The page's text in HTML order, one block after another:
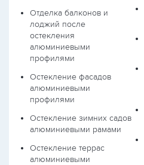
Отделка балконов и
лоджий после
остекления
алюминиевыми
профилями
Остекление фасадов
алюминиевыми
профилями
Остекление зимних садов
алюминиевыми рамами
Остекление террас
алюминиевыми